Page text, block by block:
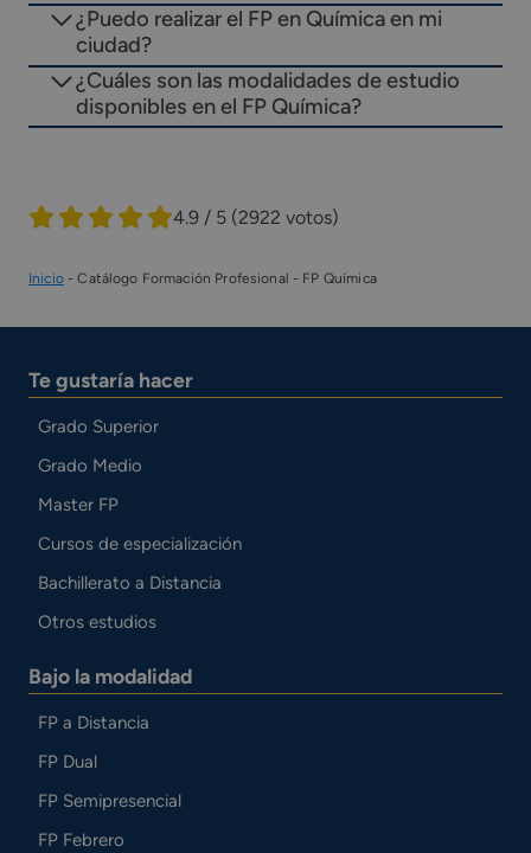
¿Puedo realizar el FP en Química en mi
ciudad?
¿Cuáles son las modalidades de estudio
disponibles en el FP Química?
4.9 / 5 (2922 votos)
Inicio-Catálogo Formación Profesional - FP Química
Te gustaría hacer
Grado Superior
Grado Medio
Master FP
Cursos de especialización
Bachillerato a Distancia
Otros estudios
Bajo la modalidad
FP a Distancia
FP Dual
FP Semipresencial
FP Febrero